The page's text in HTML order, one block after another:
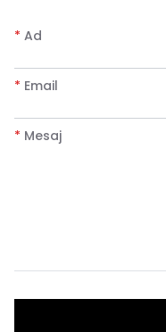
* Ad
* Email
* Mesaj